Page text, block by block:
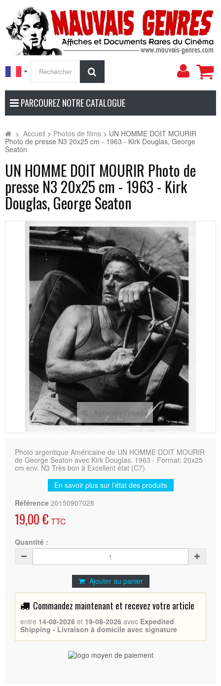
Mon
PARCOUREZ NOTRE CATALOGUE
> Accueil > Photos de films > UN HOMME DOIT MOURIR
Photo de presse N3 20x25 cm - 1963 - Kirk Douglas, George
Seaton
UN HOMME DOIT MOURIR Photo de
presse N3 20x25 cm - 1963 - Kirk
Douglas, George Seaton
Agrandir l'image
Photo argentique Américaine de UN HOMME DOIT MOURIR
de George Seaton avec Kirk Douglas. 1963 - Format: 20x25
cm env. N3 Très bon à Excellent état (C7)
En savoir plus sur l’état des produits
Référence 20150907028
19,00 € TTC
Quantité :
Ajouter au panier
Commandez maintenant et recevez votre article
entre 14-08-2026 et 19-08-2026 avec Expedited
Shipping - Livraison à domicile avec signature